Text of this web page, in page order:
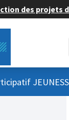
des projets